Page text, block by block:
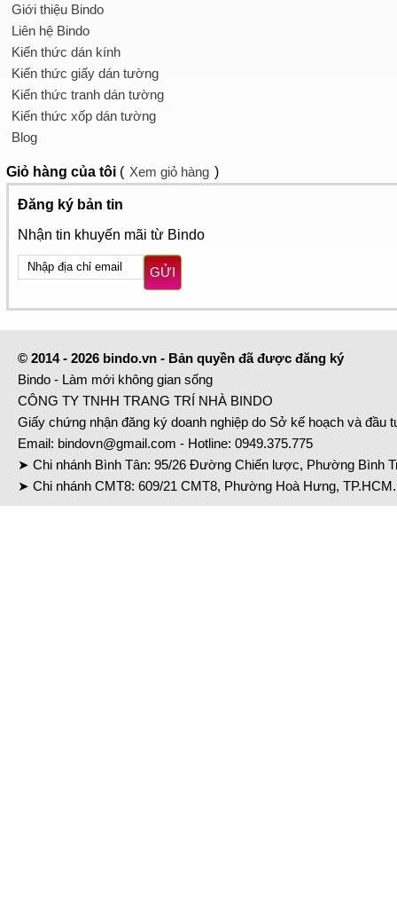
Giới thiệu Bindo
Liên hệ Bindo
Kiến thức dán kính
Kiến thức giấy dán tường
Kiến thức tranh dán tường
Kiến thức xốp dán tường
Blog
Giỏ hàng của tôi ( Xem giỏ hàng )
Đăng ký bản tin
Nhận tin khuyến mãi từ Bindo
GỬI
© 2014 - 2026 bindo.vn - Bản quyền đã được đăng ký
Bindo - Làm mới không gian sống
CÔNG TY TNHH TRANG TRÍ NHÀ BINDO
Giấy chứng nhận đăng ký doanh nghiệp do Sở kế hoạch và đầu
Email: bindovn@gmail.com - Hotline: 0949.375.775
➤ Chi nhánh Bình Tân: 95/26 Đường Chiến lược, Phường Bình
➤ Chi nhánh CMT8: 609/21 CMT8, Phường Hoà Hưng,